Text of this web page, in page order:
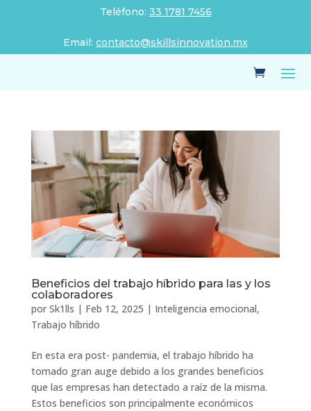
Teléfono: 33 1781 7456
Email: contacto@skillsinnovation.mx
Beneficios del trabajo híbrido para las y los
colaboradores
por Sk1lls | Feb 12, 2025 | Inteligencia emocional,
Trabajo híbrido
En esta era post- pandemia, el trabajo híbrido ha
tomado gran auge debido a los grandes beneficios
que las empresas han detectado a raíz de la misma.
Estos beneficios son principalmente económicos